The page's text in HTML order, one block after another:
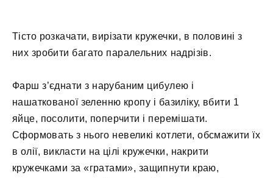
Тісто розкачати, вирізати кружечки, в половині з
них зробити багато паралельних надрізів.
Фарш з’єднати з нарубаним цибулею і
нашаткованої зеленню кропу і базиліку, вбити 1
яйце, посолити, поперчити і перемішати.
Сформовать з нього невеликі котлети, обсмажити їх
в олії, викласти на цілі кружечки, накрити
кружечками за «гратами», защипнути краю,